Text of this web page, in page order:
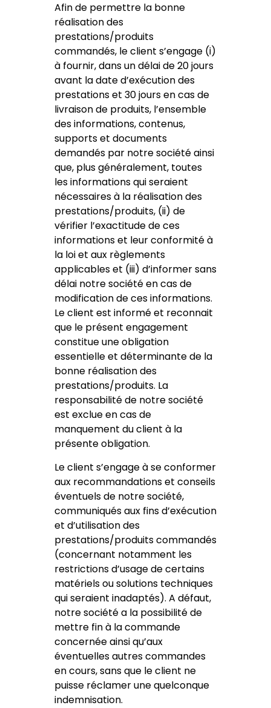
Afin de permettre la bonne
réalisation des
prestations/produits
commandés, le client s’engage (i)
à fournir, dans un délai de 20 jours
avant la date d’exécution des
prestations et 30 jours en cas de
livraison de produits, l’ensemble
des informations, contenus,
supports et documents
demandés par notre société ainsi
que, plus généralement, toutes
les informations qui seraient
nécessaires à la réalisation des
prestations/produits, (ii) de
vérifier l’exactitude de ces
informations et leur conformité à
la loi et aux règlements
applicables et (iii) d’informer sans
délai notre société en cas de
modification de ces informations.
Le client est informé et reconnait
que le présent engagement
constitue une obligation
essentielle et déterminante de la
bonne réalisation des
prestations/produits. La
responsabilité de notre société
est exclue en cas de
manquement du client à la
présente obligation.
Le client s’engage à se conformer
aux recommandations et conseils
éventuels de notre société,
communiqués aux fins d’exécution
et d’utilisation des
prestations/produits commandés
(concernant notamment les
restrictions d’usage de certains
matériels ou solutions techniques
qui seraient inadaptés). A défaut,
notre société a la possibilité de
mettre fin à la commande
concernée ainsi qu’aux
éventuelles autres commandes
en cours, sans que le client ne
puisse réclamer une quelconque
indemnisation.